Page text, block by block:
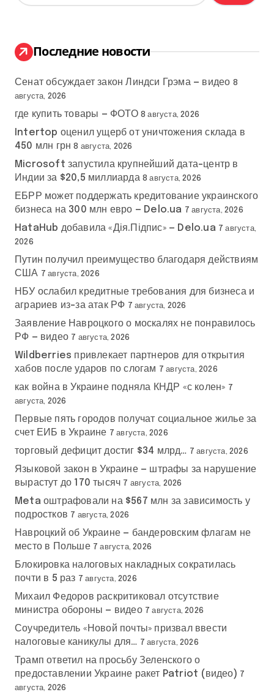
:
Последние новости
Сенат обсуждает закон Линдси Грэма — видео 8
августа, 2026
где купить товары — ФОТО 8 августа, 2026
Intertop оценил ущерб от уничтожения склада в
450 млн грн 8 августа, 2026
Microsoft запустила крупнейший дата-центр в
Индии за $20,5 миллиарда 8 августа, 2026
ЕБРР может поддержать кредитование украинского
бизнеса на 300 млн евро — Delo.ua 7 августа, 2026
HataHub добавила «Дія.Підпис» — Delo.ua 7 августа,
2026
Путин получил преимущество благодаря действиям
США 7 августа, 2026
НБУ ослабил кредитные требования для бизнеса и
аграриев из-за атак РФ 7 августа, 2026
Заявление Навроцкого о москалях не понравилось
РФ — видео 7 августа, 2026
Wildberries привлекает партнеров для открытия
хабов после ударов по слогам 7 августа, 2026
как война в Украине подняла КНДР «с колен» 7
августа, 2026
Первые пять городов получат социальное жилье за
счет ЕИБ в Украине 7 августа, 2026
торговый дефицит достиг $34 млрд… 7 августа, 2026
Языковой закон в Украине — штрафы за нарушение
вырастут до 170 тысяч 7 августа, 2026
Meta оштрафовали на $567 млн за зависимость у
подростков 7 августа, 2026
Навроцкий об Украине — бандеровским флагам не
место в Польше 7 августа, 2026
Блокировка налоговых накладных сократилась
почти в 5 раз 7 августа, 2026
Михаил Федоров раскритиковал отсутствие
министра обороны — видео 7 августа, 2026
Соучредитель «Новой почты» призвал ввести
налоговые каникулы для… 7 августа, 2026
Трамп ответил на просьбу Зеленского о
предоставлении Украине ракет Patriot (видео) 7
августа, 2026